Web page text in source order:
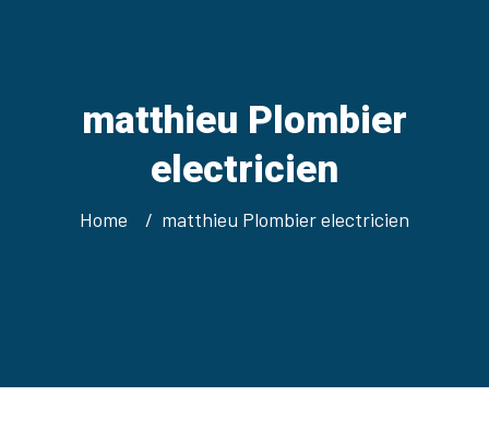
matthieu Plombier
electricien
Home matthieu Plombier electricien